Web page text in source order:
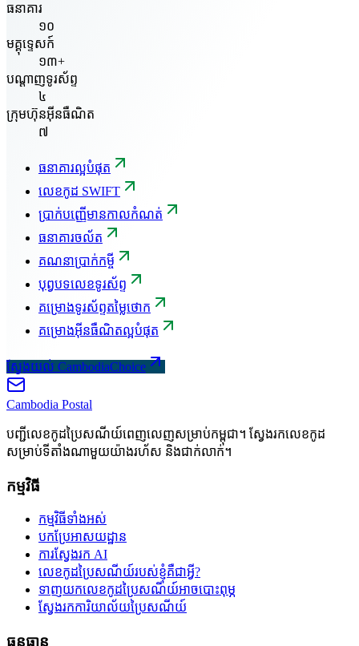
ធនាគារ
១០
មគ្គុទ្ទេសក៍
១៣+
បណ្តាញទូរស័ព្ទ
៤
ក្រុមហ៊ុនអ៊ីនធឺណិត
៧
ធនាគារល្អបំផុត
លេខកូដ SWIFT
ប្រាក់បញ្ញើមានកាលកំណត់
ធនាគារចល័ត
គណនាប្រាក់កម្ចី
បុព្វបទលេខទូរស័ព្ទ
គម្រោងទូរស័ព្ទតម្លៃថោក
គម្រោងអ៊ីនធឺណិតល្អបំផុត
ស្វែងយល់ CambodiaChoice
Cambodia Postal
បញ្ជីលេខកូដប្រៃសណីយ៍ពេញលេញសម្រាប់កម្ពុជា។ ស្វែងរកលេខកូដ
សម្រាប់ទីតាំងណាមួយយ៉ាងរហ័ស និងជាក់លាក់។
កម្មវិធី
កម្មវិធីទាំងអស់
បកប្រែអាសយដ្ឋាន
ការស្វែងរក AI
លេខកូដប្រៃសណីយ៍របស់ខ្ញុំគឺជាអ្វី?
ទាញយកលេខកូដប្រៃសណីយ៍អាចបោះពុម្ភ
ស្វែងរកការិយាល័យប្រៃសណីយ៍
ធនធាន